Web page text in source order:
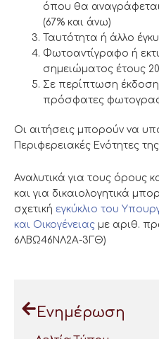
όπου θα
(67% και άνω)
Ταυτότητα ή άλλο
Φωτοαντίγραφο ή
σημειώματος έτους
Σε περίπτωση
πρόσφατες
Οι αιτήσεις μπορούν να
Περιφερειακές Ενότητες
Αναλυτικά για τους όρους
και για δικαιολογητικά
σχετική εγκύκλιο του
και Οικογένειας με αριθ.
6ΛΒΩ46ΝΛ2Α-3ΓΘ)
Ενημέρωση